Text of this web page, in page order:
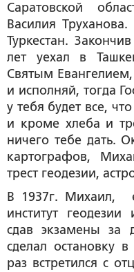
Саратовской
Василия
Туркестан.
лет уехал в
Святым
и исполняй, тогда
у тебя будет все,
и кроме хлеба и
ничего тебе дать.
картографов,
трест геодезии,
В 1937г. Михаил,
институт
сдав экзамены за
сделал остановку
раз встретился с